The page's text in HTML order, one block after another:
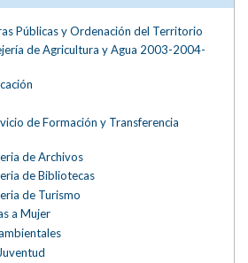
Públicas y Ordenación del Territorio
de Agricultura y Agua 2003-2004-
de Formación y Transferencia
de Archivos
de Bibliotecas
de Turismo
a Mujer